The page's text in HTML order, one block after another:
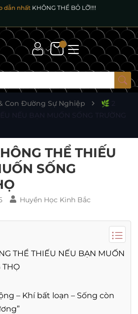
dẫn nhất KHÔNG THỂ BỎ LỠ!!!!
Con Đường Sự Nghiệp
🌿 2
THỂ THIẾU
SỐNG
Huyền Học Kinh Bắc
THỂ THIẾU NẾU BẠN MUỐN
THỌ
– Khí bất loạn – Sống còn